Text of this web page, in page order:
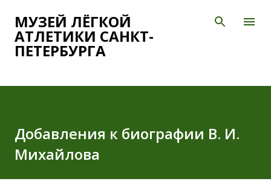
К основному контенту
МУЗЕЙ ЛЁГКОЙ
АТЛЕТИКИ САНКТ-
ПЕТЕРБУРГА
Добавления к биографии В. И.
Михайлова